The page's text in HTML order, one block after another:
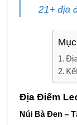
21+ địa
Địa Điểm
Núi Bà Đen –